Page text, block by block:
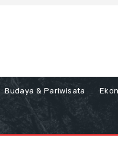
Budaya & Pariwisata